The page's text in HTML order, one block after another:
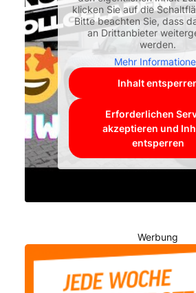
klicken Sie auf die
Bitte beachten Sie, dass
an Drittanbieter
werden.
Mehr
Inhalt
Erforderlichen
akzeptieren und
entsperren
Werbung